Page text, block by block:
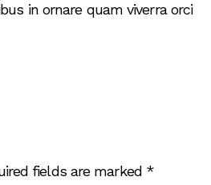
in ornare quam viverra orci
fields are marked *